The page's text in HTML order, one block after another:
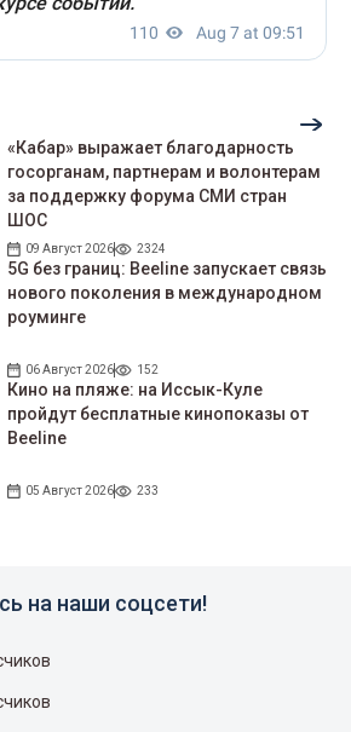
«Кабар» выражает благодарность
госорганам, партнерам и волонтерам
за поддержку форума СМИ стран
ШОС
09 Август 2026 2324
5G без границ: Beeline запускает связь
нового поколения в международном
роуминге
06 Август 2026 152
Кино на пляже: на Иссык-Куле
пройдут беcплатные кинопоказы от
Beeline
05 Август 2026 233
на наши соцсети!